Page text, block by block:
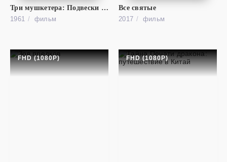
SD Дорога
Три мушкетера: Подвески королевы
1961
фильм
Все святые
2017
фильм
FHD (1080P) FHD (1080P)